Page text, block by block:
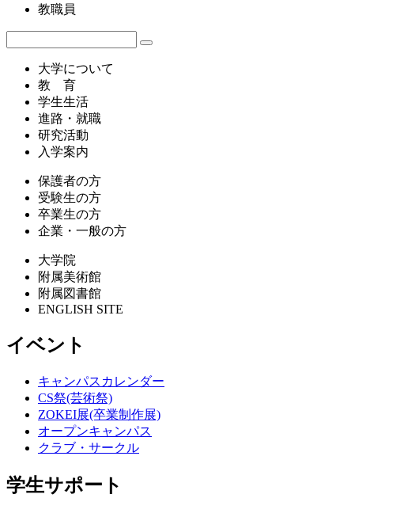
教職員
大学について
教 育
学生生活
進路・就職
研究活動
入学案内
保護者の方
受験生の方
卒業生の方
企業・一般の方
大学院
附属美術館
附属図書館
ENGLISH SITE
イベント
キャンパスカレンダー
CS祭(芸術祭)
ZOKEI展(卒業制作展)
オープンキャンパス
クラブ・サークル
学生サポート